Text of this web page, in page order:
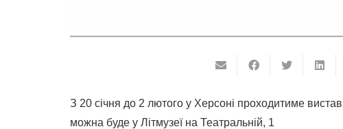
З 20 січня до 2 лютого у Херсоні проходитиме
можна буде у Літмузеї на Театральній, 1